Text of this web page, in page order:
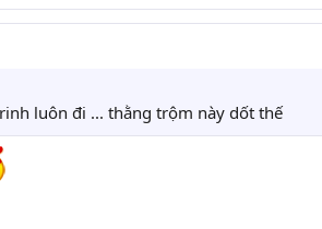
luôn đi ... thằng trộm này dốt thế